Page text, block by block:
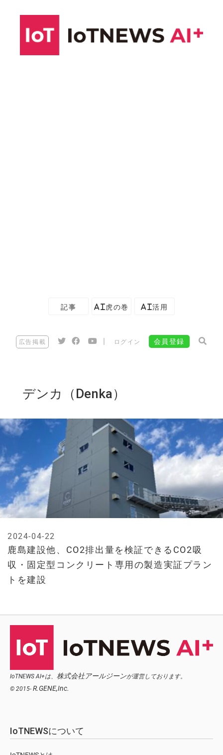
記事 AI虎の巻 AI活用
広告掲載 ログイン 会員登録
デンカ（Denka）
鹿島建設他、CO2排出量を検証できるCO2吸
収・固定型コンクリート専用の製造実証プラン
トを建設
2024-04-22
IoTNEWS AI+は、 株式会社アールジーンが運営しております。
© 2015- R.GENE,Inc.
IoTNEWSについて